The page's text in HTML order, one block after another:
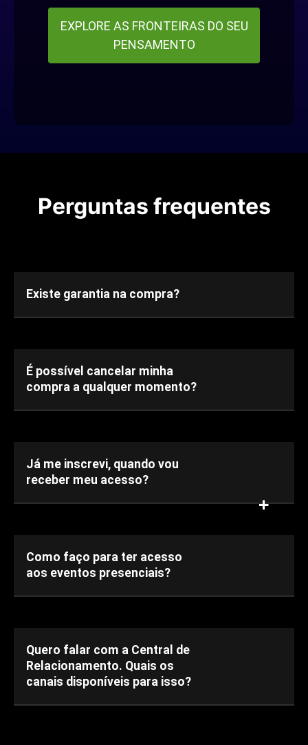
EXPLORE AS FRONTEIRAS DO SEU
PENSAMENTO
Perguntas frequentes
Existe garantia na compra?
É possível cancelar minha
compra a qualquer momento?
Já me inscrevi, quando vou
receber meu acesso?
Como faço para ter acesso
aos eventos presenciais?
Quero falar com a Central de
Relacionamento. Quais os
canais disponíveis para isso?